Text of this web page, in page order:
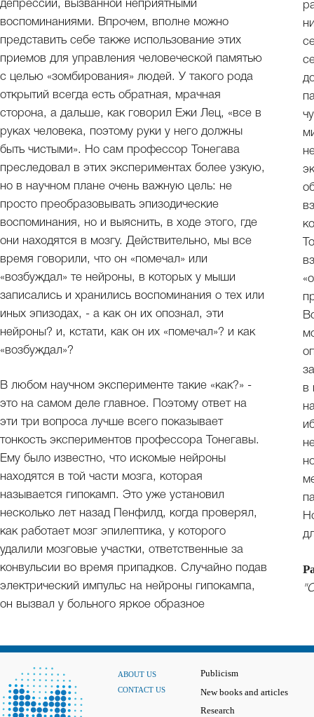
депрессии, вызванной неприятными
воспоминаниями. Впрочем, вполне можно
представить себе также использование этих
приемов для управления человеческой памятью
с целью «зомбирования» людей. У такого рода
открытий всегда есть обратная, мрачная
сторона, а дальше, как говорил Ежи Лец, «все в
руках человека, поэтому руки у него должны
быть чистыми». Но сам профессор Тонегава
преследовал в этих экспериментах более узкую,
но в научном плане очень важную цель: не
просто преобразовывать эпизодические
воспоминания, но и выяснить, в ходе этого, где
они находятся в мозгу. Действительно, мы все
время говорили, что он «помечал» или
«возбуждал» те нейроны, в которых у мыши
записались и хранились воспоминания о тех или
иных эпизодах, - а как он их опознал, эти
нейроны? и, кстати, как он их «помечал»? и как
«возбуждал»?
В любом научном эксперименте такие «как?» -
это на самом деле главное. Поэтому ответ на
эти три вопроса лучше всего показывает
тонкость экспериментов профессора Тонегавы.
Ему было известно, что искомые нейроны
находятся в той части мозга, которая
называется гипокамп. Это уже установил
несколько лет назад Пенфилд, когда проверял,
как работает мозг эпилептика, у которого
удалили мозговые участки, ответственные за
конвульсии во время припадков. Случайно подав
электрический импульс на нейроны гипокампа,
он вызвал у больного яркое образное
в
ABOUT US
CONTACT US
Publicism
New books and articles
Research